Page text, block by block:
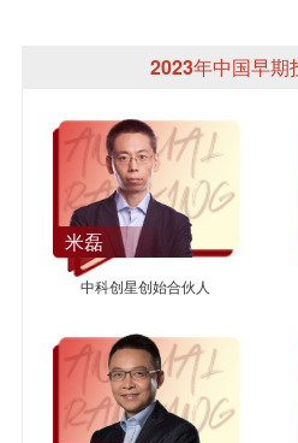
2023年中国早期
米磊
中科创星创始合伙人